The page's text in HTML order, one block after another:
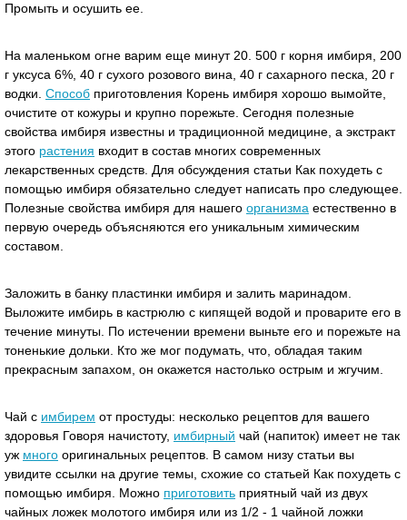
Промыть и осушить ее.
На маленьком огне варим еще минут 20. 500 г корня имбиря, 200
г уксуса 6%, 40 г сухого розового вина, 40 г сахарного песка, 20 г
водки. Способ приготовления Корень имбиря хорошо вымойте,
очистите от кожуры и крупно порежьте. Сегодня полезные
свойства имбиря известны и традиционной медицине, а экстракт
этого растения входит в состав многих современных
лекарственных средств. Для обсуждения статьи Как похудеть с
помощью имбиря обязательно следует написать про следующее.
Полезные свойства имбиря для нашего организма естественно в
первую очередь объясняются его уникальным химическим
составом.
Заложить в банку пластинки имбиря и залить маринадом.
Выложите имбирь в кастрюлю с кипящей водой и проварите его в
течение минуты. По истечении времени выньте его и порежьте на
тоненькие дольки. Кто же мог подумать, что, обладая таким
прекрасным запахом, он окажется настолько острым и жгучим.
Чай с имбирем от простуды: несколько рецептов для вашего
здоровья Говоря начистоту, имбирный чай (напиток) имеет не так
уж много оригинальных рецептов. В самом низу статьи вы
увидите ссылки на другие темы, схожие со статьей Как похудеть с
помощью имбиря. Можно приготовить приятный чай из двух
чайных ложек молотого имбиря или из 1/2 - 1 чайной ложки